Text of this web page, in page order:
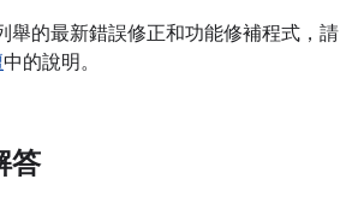
舉的最新錯誤修正和功能修補程式，請
中的說明。
答